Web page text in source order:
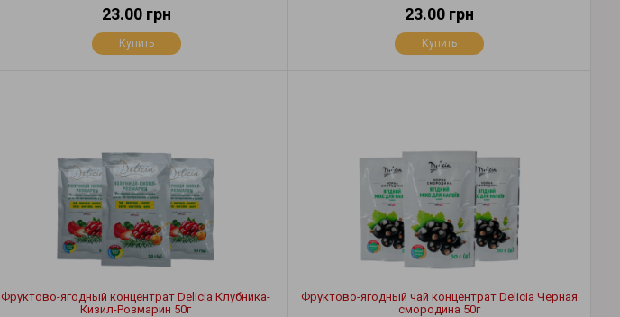
23.00 грн
Купить
23.00 грн
Купить
Фруктово-ягодный концентрат Delicia Клубника-
Кизил-Розмарин 50г
Фруктово-ягодный чай концентрат Delicia Черная
смородина 50г